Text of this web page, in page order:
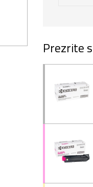
Prezrite